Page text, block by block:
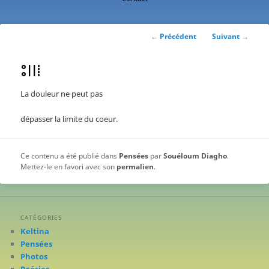
Navigation
← Précédent Suivant →
ⵓⵏⵏⵂ
La douleur ne peut pas
dépasser la limite du coeur.
Ce contenu a été publié dans Pensées parSouéloum Diagho.
Mettez-le en favori avec son permalien.
CATÉGORIES
Keltina
Pensées
Photos